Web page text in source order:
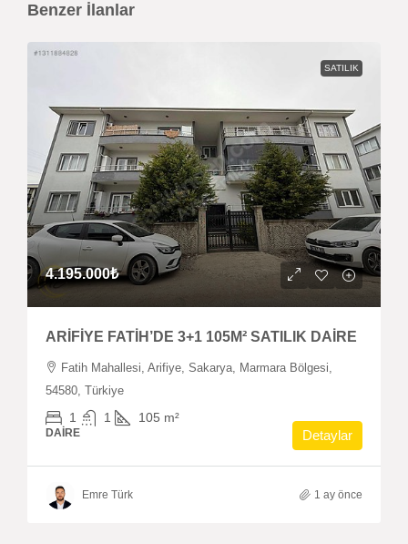
Benzer İlanlar
SATILIK
4.195.000₺
ARİFİYE FATİH’DE 3+1 105M² SATILIK DAİRE
Fatih Mahallesi, Arifiye, Sakarya, Marmara Bölgesi,
54580, Türkiye
1 1 105 m²
DAIRE Detaylar
Emre Türk 1 ay önce